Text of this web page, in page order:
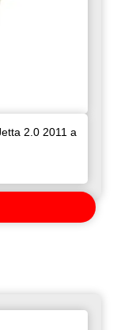
2.0 2011 a